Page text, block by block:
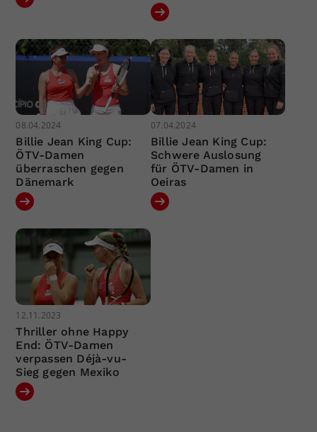
08.04.2024
Billie Jean King Cup:
ÖTV-Damen
überraschen gegen
Dänemark
07.04.2024
Billie Jean King Cup:
Schwere Auslosung
für ÖTV-Damen in
Oeiras
12.11.2023
Thriller ohne Happy
End: ÖTV-Damen
verpassen Déjà-vu-
Sieg gegen Mexiko